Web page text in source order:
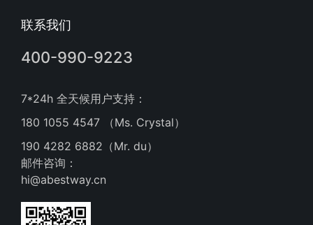
联系我们
400-990-9223
7*24h 全天候用户支持：
180 1055 4547 （Ms. Crystal）
190 4282 6882（Mr. du）
邮件咨询：
hi@abestway.cn